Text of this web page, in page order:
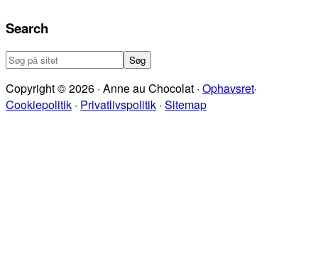
Search
Søg
sitet
Copyright © 2026 · Anne au Chocolat · Ophavsret·
Cookiepolitik · Privatlivspolitik · Sitemap